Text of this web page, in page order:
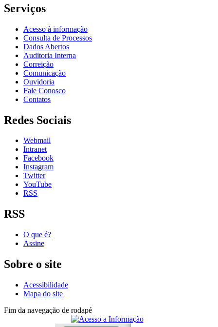
Serviços
Acesso à informação
Consulta de Processos
Dados Abertos
Auditoria Interna
Correição
Comunicação
Ouvidoria
Fale Conosco
Contatos
Redes Sociais
Webmail
Intranet
Facebook
Instagram
Twitter
YouTube
RSS
RSS
O que é?
Assine
Sobre o site
Acessibilidade
Mapa do site
Fim da navegação de rodapé